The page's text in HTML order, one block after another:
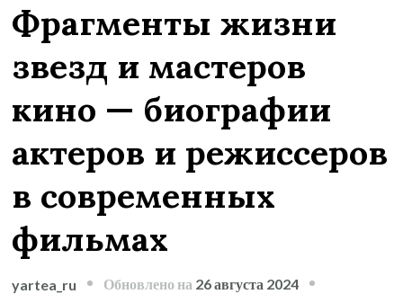
Фрагменты жизни
звезд и мастеров
кино — биографии
актеров и режиссеров
в современных
фильмах
yartea_ru Обновлено на 26 августа 2024